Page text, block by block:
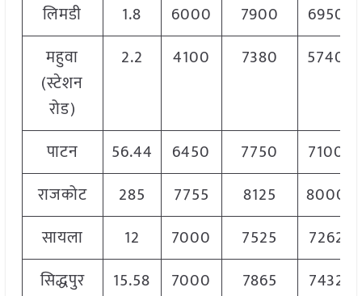
लिमडी 1.8 6000 7900
6950
महुवा
(स्टेशन
रोड)
2.2 4100 7380 5740
पाटन 56.44 6450 7750
7100
राजकोट
285 7755 8125
8000
सायला
12 7000 7525
7262
सिद्धपुर
15.58 7000 7865
7432